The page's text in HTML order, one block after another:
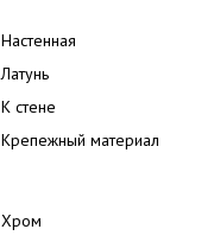
Настенная
Латунь
К стене
Крепежный материал
Хром